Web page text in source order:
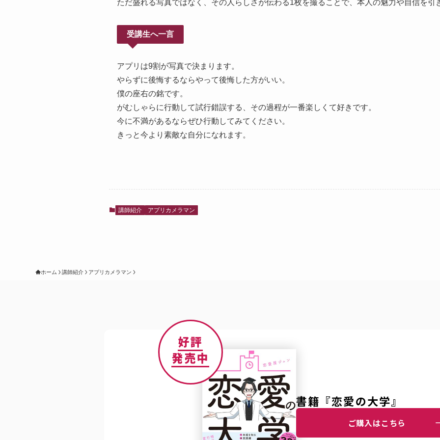
ただ盛れる写真ではなく、その人らしさが伝わる1枚を撮ることで、本人の魅力や自信を引
受講生へ一言
アプリは9割が写真で決まります。
やらずに後悔するならやって後悔した方がいい。
僕の座右の銘です。
がむしゃらに行動して試行錯誤する、その過程が一番楽しくて好きです。
今に不満があるならぜひ行動してみてください。
きっと今より素敵な自分になれます。
講師紹介 アプリカメラマン
ホーム 講師紹介 アプリカメラマン
好評
発売中
書籍『恋愛の大学』
ご購入はこちら